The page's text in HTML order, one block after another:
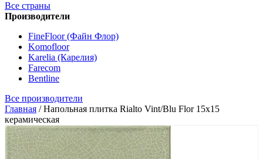
Все страны
Производители
FineFloor (Файн Флор)
Komofloor
Karelia (Карелия)
Farecom
Bentline
Все производители
Главная /Напольная плитка Rialto Vint/Blu Flor 15x15
керамическая